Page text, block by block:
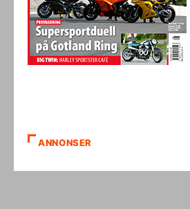
ANNONSER